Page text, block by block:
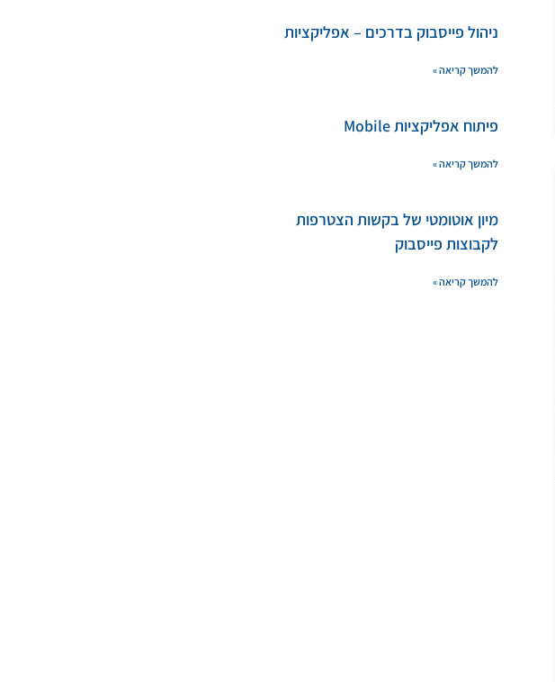
ניהול פייסבוק בדרכים – אפליקציות
להמשך קריאה »
פיתוח אפליקציות Mobile
להמשך קריאה »
מיון אוטומטי של בקשות הצטרפות
לקבוצות פייסבוק
להמשך קריאה »